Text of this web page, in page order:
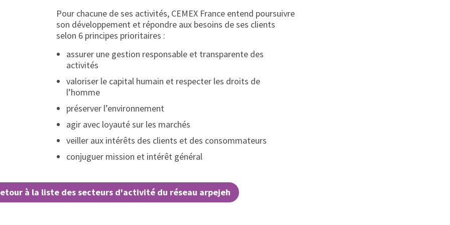
Pour chacune de ses activités, CEMEX France entend poursuivre
son développement et répondre aux besoins de ses clients
selon 6 principes prioritaires :
assurer une gestion responsable et transparente des
activités
valoriser le capital humain et respecter les droits de
l’homme
préserver l’environnement
agir avec loyauté sur les marchés
veiller aux intérêts des clients et des consommateurs
conjuguer mission et intérêt général
à la liste des secteurs d'activité du réseau arpejeh